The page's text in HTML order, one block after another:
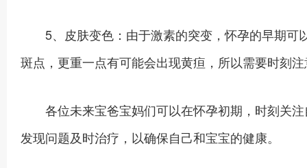
5、皮肤变色：由于激素的突变，怀孕的早期可
斑点，更重一点有可能会出现黄疸，所以需要时刻
各位未来宝爸宝妈们可以在怀孕初期，时刻关注
发现问题及时治疗，以确保自己和宝宝的健康。